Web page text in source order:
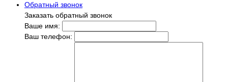
Обратный звонок
Заказать обратный звонок
Ваше имя:
Ваш телефон: